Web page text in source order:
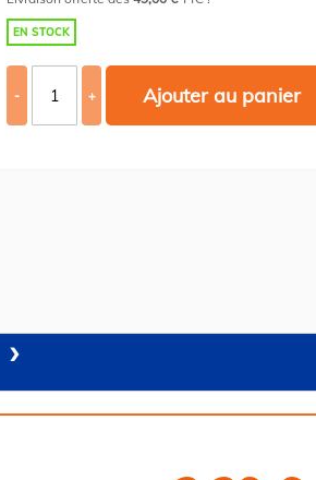
EN STOCK
- + Ajouter au panier